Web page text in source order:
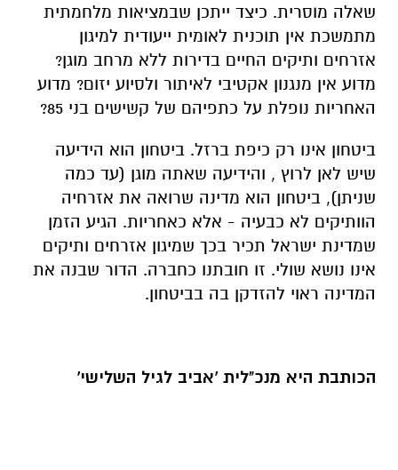
שאלה מוסרית. כיצד ייתכן שבמציאות מלחמתית
מתמשכת אין תוכנית לאומית ייעודית למיגון
אזרחים ותיקים החיים בדירות ללא מרחב מוגן?
מדוע אין מנגנון אקטיבי לאיתור ולסיוע יזום? מדוע
האחריות נופלת על כתפיהם של קשישים בני 85
?
ביטחון אינו רק כיפת ברזל. ביטחון הוא הידיעה
שיש לאן לרוץ , והידיעה שאתה מוגן (עד כמה
שניתן), ביטחון הוא מדינה שרואה את אזרחיה
הוותיקים לא כבעיה - אלא כאחריות. הגיע הזמן
שמדינת ישראל תכיר בכך שמיגון אזרחים ותיקים
אינו נושא שולי. זו חובתנו כחברה. הדור שבנה את
המדינה ראוי להזדקן בה בביטחון.
הכותבת היא מנכ"לית 'אביב לגיל השלישי'